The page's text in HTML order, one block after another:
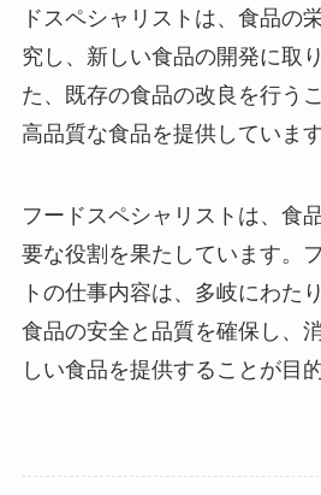
ドスペシャリストは、食品の
究し、新しい食品の開発に取
た、既存の食品の改良を行う
高品質な食品を提供しています
フードスペシャリストは、食
要な役割を果たしています。
トの仕事内容は、多岐にわた
食品の安全と品質を確保し、
しい食品を提供することが目的